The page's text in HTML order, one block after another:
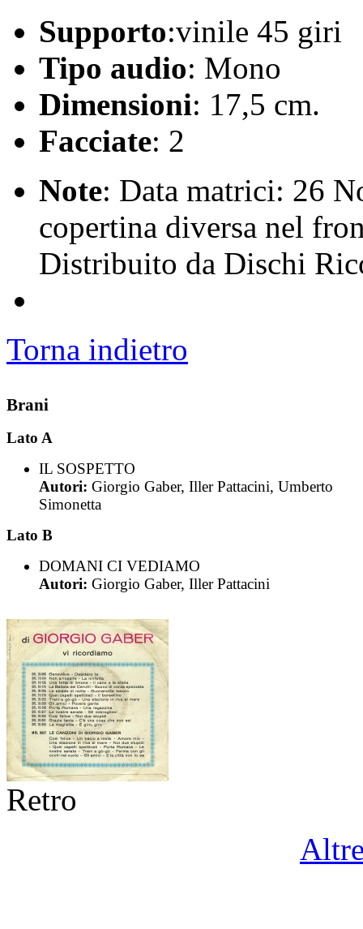
Supporto:vinile 45 giri
Tipo audio: Mono
Dimensioni: 17,5 cm.
Facciate: 2
Note: Data matrici: 26
copertina diversa nel
Distribuito da Dischi
Torna indietro
Brani
Lato A
IL SOSPETTO
Autori: Giorgio Gaber, Iller Pattacini, Umberto
Simonetta
Lato B
DOMANI CI VEDIAMO
Autori: Giorgio Gaber, Iller Pattacini
Retro